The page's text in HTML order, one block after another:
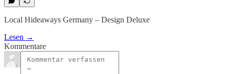
Local Hideaways Germany – Design Deluxe
Lesen →
Kommentare